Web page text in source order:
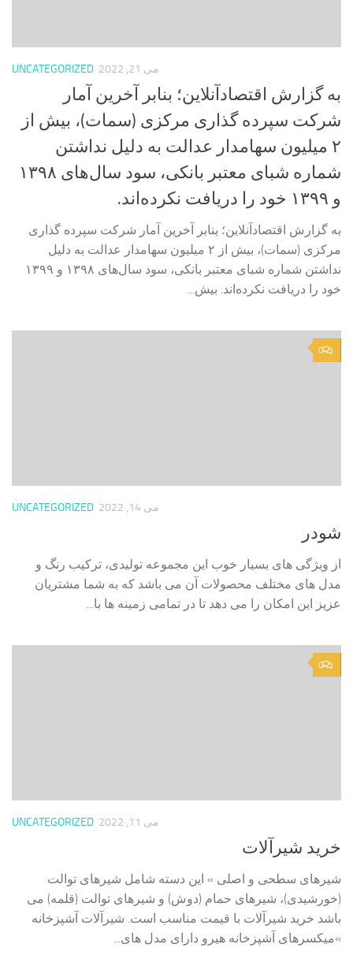
UNCATEGORIZED می 21, 2022
به گزارش اقتصادآنلاین؛ بنابر آخرین آمار
شرکت سپرده گذاری مرکزی (سمات)، بیش از
۲ میلیون سهامدار عدالت به دلیل نداشتن
شماره شبای معتبر بانکی، سود سال‌های ۱۳۹۸
و ۱۳۹۹ خود را دریافت نکرده‌اند.
به گزارش اقتصادآنلاین؛ بنابر آخرین آمار شرکت سپرده گذاری
مرکزی (سمات)، بیش از ۲ میلیون سهامدار عدالت به دلیل
نداشتن شماره شبای معتبر بانکی، سود سال‌های ۱۳۹۸ و ۱۳۹۹
خود را دریافت نکرده‌اند. بیش...
0
UNCATEGORIZED می 14, 2022
شودر
از ویژگی های بسیار خوب این مجموعه تولیدی، ترکیب رنگ و
مدل های مختلف محصولات آن می باشد که به شما مشتریان
عزیز این امکان را می دهد تا در تمامی زمینه ها با...
0
UNCATEGORIZED می 11, 2022
خرید شیرآلات
شیرهای سطحی و اصلی » این دسته شامل شیرهای توالت
(خورشیدی)، شیرهای حمام (دوش) و شیرهای توالت (قلمه) می
باشد خرید شیرآلات با قیمت مناسب است. شیرآلات آشپزخانه
»میکسرهای آشپزخانه هیرو دارای مدل های...